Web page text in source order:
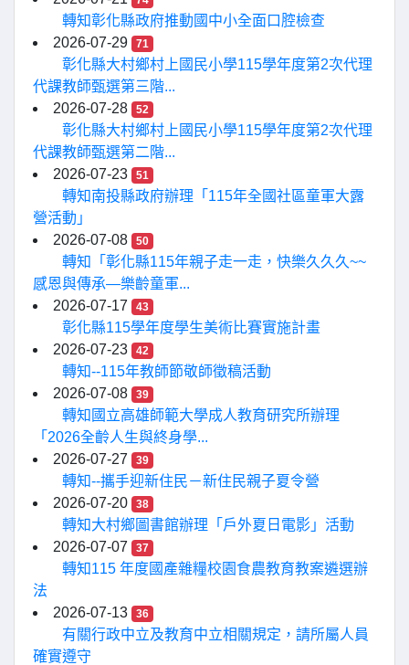
轉知彰化縣政府推動國中小全面口腔檢查
2026-07-29
71
彰化縣大村鄉村上國民小學115學年度第2次代理
代課教師甄選第三階...
2026-07-28
52
彰化縣大村鄉村上國民小學115學年度第2次代理
代課教師甄選第二階...
2026-07-23
51
轉知南投縣政府辦理「115年全國社區童軍大露
營活動」
2026-07-08
50
轉知「彰化縣115年親子走一走，快樂久久久~~
感恩與傳承—樂齡童軍...
2026-07-17
43
彰化縣115學年度學生美術比賽實施計畫
2026-07-23
42
轉知--115年教師節敬師徵稿活動
2026-07-08
39
轉知國立高雄師範大學成人教育研究所辦理
「2026全齡人生與終身學...
2026-07-27
39
轉知--攜手迎新住民－新住民親子夏令營
2026-07-20
38
轉知大村鄉圖書館辦理「戶外夏日電影」活動
2026-07-07
37
轉知115 年度國產雜糧校園食農教育教案遴選辦
法
2026-07-13
36
有關行政中立及教育中立相關規定，請所屬人員
確實遵守